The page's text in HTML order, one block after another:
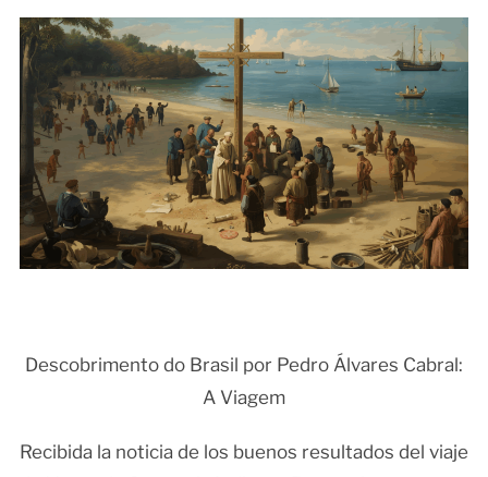
Descobrimento do Brasil por Pedro Álvares Cabral:
A Viagem
Recibida la noticia de los buenos resultados del viaje